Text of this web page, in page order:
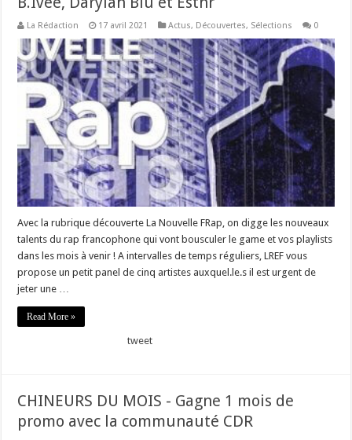
La Rédaction 17 avril 2021 Actus, Découvertes, Sélections 0
Avec la rubrique découverte La Nouvelle FRap, on digge les nouveaux
talents du rap francophone qui vont bousculer le game et vos playlists
dans les mois à venir ! A intervalles de temps réguliers, LREF vous
propose un petit panel de cinq artistes auxquel.le.s il est urgent de
jeter une …
Read More »
tweet
CHINEURS DU MOIS - Gagne 1 mois de
promo avec la communauté CDR